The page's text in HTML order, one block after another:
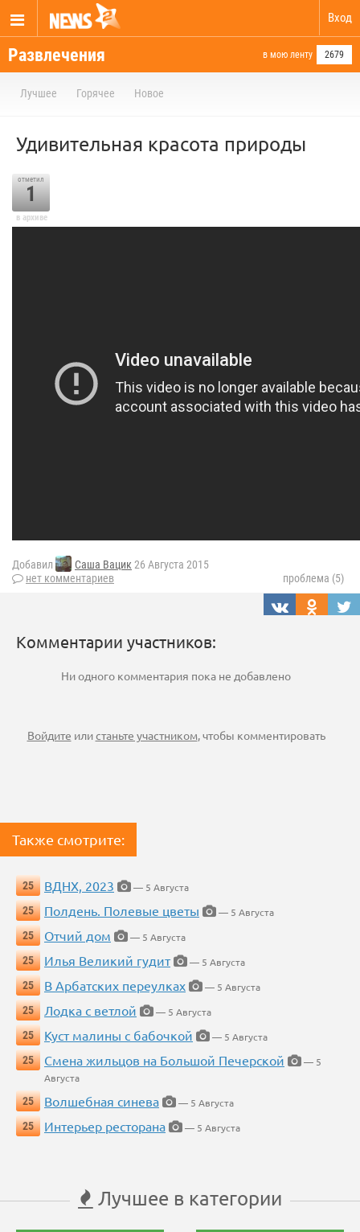
Вход
Развлечения в мою ленту 2679
Лучшее Горячее Новое
Удивительная красота природы
отметил
1
в архиве
Добавил Саша Вацик 26 Августа 2015
нет комментариев
проблема (5)
Комментарии участников:
Ни одного комментария пока не добавлено
Войдите илистаньте участником, чтобы комментировать
Также смотрите:
25 ВДНХ, 2023
— 5 Августа
25
Полдень. Полевые цветы
— 5 Августа
25
Отчий дом
— 5 Августа
25
Илья Великий гудит
— 5 Августа
25
В Арбатских переулках
— 5 Августа
25
Лодка с ветлой
— 5 Августа
25
Куст малины с бабочкой
— 5 Августа
25
Смена жильцов на Большой Печерской
— 5
Августа
25
Волшебная синева
— 5 Августа
25
Интерьер ресторана — 5 Августа
Лучшее в категории